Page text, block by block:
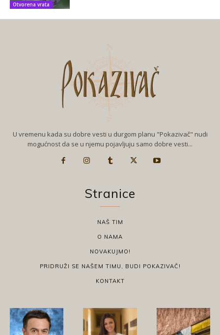
Otvorena vrata
U vremenu kada su dobre vesti u durgom planu "Pokazivač" nudi
mogućnost da se u njemu pojavljuju samo dobre vesti...
Stranice
NAŠ TIM
O NAMA
NOVAKUJMO!
PRIDRUŽI SE NAŠEM TIMU, BUDI POKAZIVAČ!
KONTAKT